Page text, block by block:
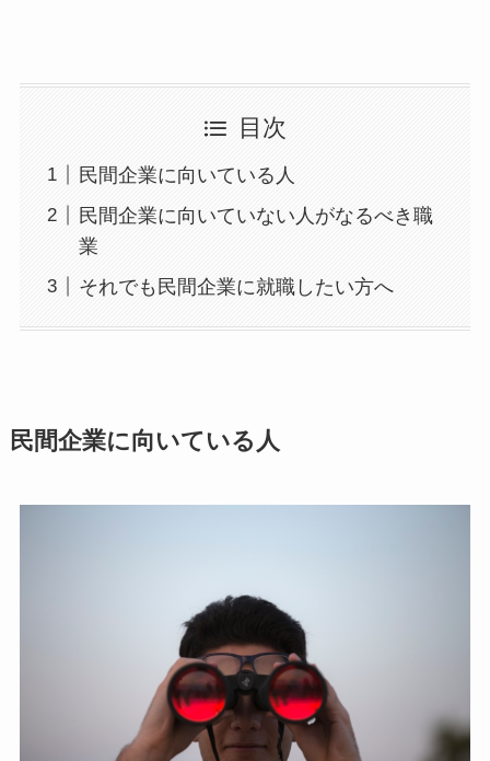
目次
民間企業に向いている人
民間企業に向いていない人がなるべき職
業
それでも民間企業に就職したい方へ
民間企業に向いている人